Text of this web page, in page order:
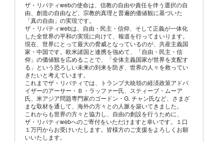
ザ・リバティwebの使命は、信教の自由や責任を伴う選択の自
由、創造の自由など、宗教的真理と普遍的価値観に基づいた
「真の自由」の実現です。
ザ・リバティwebは、自由・民主・信仰、そして正義が一体化
した全世界の平和の実現に向けて、報道を行ってまいります。
現在、世界にとって最大の脅威となっているのが、共産主義国
家・中国です。欧米諸国と連携を強めて、「自由・民主・信
仰」の価値観を広めることで、「全体主義国家が世界を支配す
る」という恐ろしい未来の到来を防ぎ、世界の人々を救ってい
きたいと考えています。
これまでザ・リバティでは、トランプ大統領の経済政策アドバ
イザーのアーサー・Ｂ・ラッファー氏、スティーブ・ムーア
氏、米アジア問題専門家のゴードン・G. チャン氏など、さまざ
まな取材を通して、海外の方々との人脈を築いてきました。
これからも世界の方々と協力し、自由の創設を行うために、
ザ・リバティwebへのご寄付をいただけますと幸いです。１口
１万円からお受けいたします。皆様方のご支援をよろしくお願
いいたします。